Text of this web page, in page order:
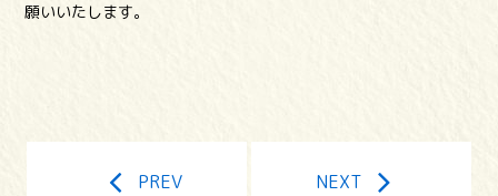
願いいたします。
PREV NEXT